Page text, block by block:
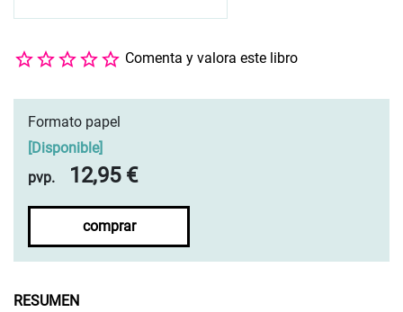
Comenta y valora este libro
Formato papel
[Disponible]
pvp.
12,95 €
comprar
RESUMEN